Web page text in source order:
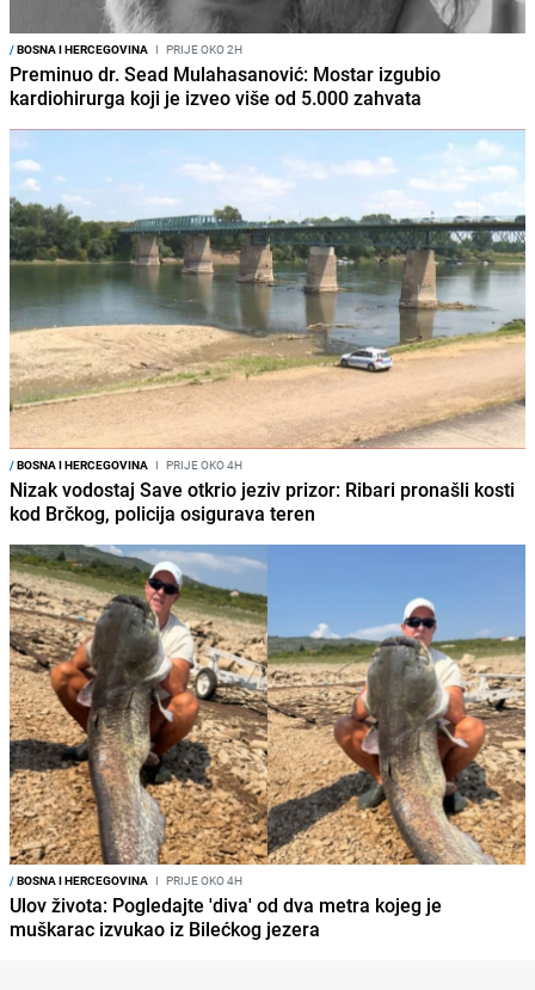
/BOSNA I HERCEGOVINA I PRIJE OKO 2H
Preminuo dr. Sead Mulahasanović: Mostar izgubio
kardiohirurga koji je izveo više od 5.000 zahvata
/BOSNA I HERCEGOVINA I PRIJE OKO 4H
Nizak vodostaj Save otkrio jeziv prizor: Ribari pronašli kosti
kod Brčkog, policija osigurava teren
/BOSNA I HERCEGOVINA I PRIJE OKO 4H
Ulov života: Pogledajte 'diva' od dva metra kojeg je
muškarac izvukao iz Bilećkog jezera